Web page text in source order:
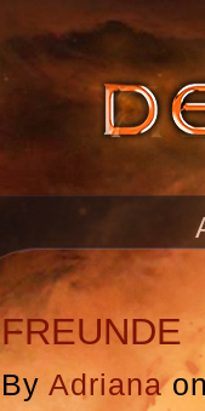
FREUNDE
By Adriana